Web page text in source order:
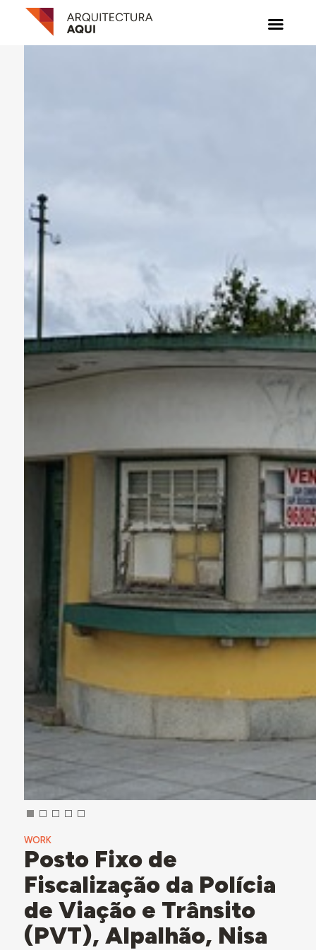
WORK
Posto Fixo de
Fiscalização da Polícia
de Viação e Trânsito
(PVT), Alpalhão, Nisa